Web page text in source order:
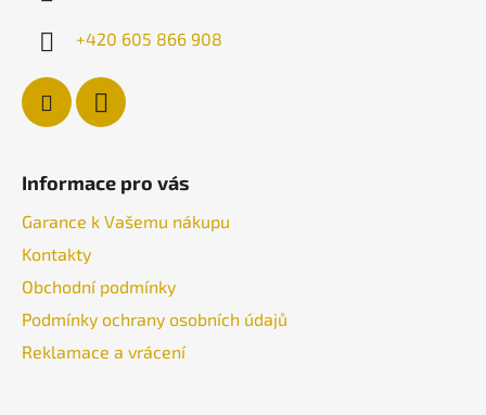
+420 605 866 908
Informace pro vás
Garance k Vašemu nákupu
Kontakty
Obchodní podmínky
Podmínky ochrany osobních údajů
Reklamace a vrácení